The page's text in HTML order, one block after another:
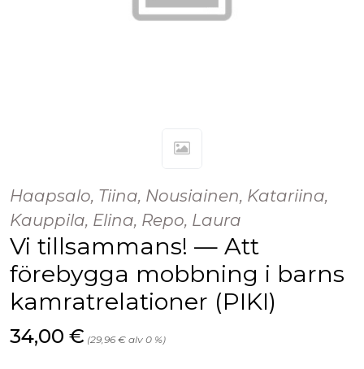
Haapsalo, Tiina, Nousiainen, Katariina,
Kauppila, Elina, Repo, Laura
Vi tillsammans! — Att
förebygga mobbning i barns
kamratrelationer (PIKI)
Hinta nyt
34,00 € (29,96 € alv 0 %)